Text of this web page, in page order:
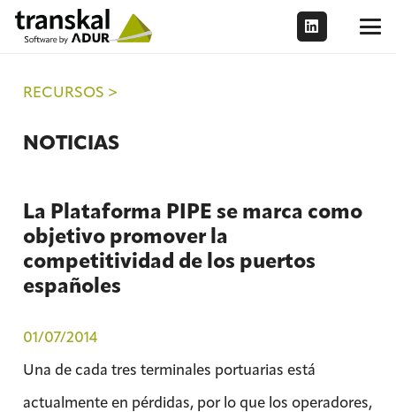
RECURSOS >
NOTICIAS
La Plataforma PIPE se marca como
objetivo promover la
competitividad de los puertos
españoles
01/07/2014
Una de cada tres terminales portuarias está
actualmente en pérdidas, por lo que los operadores,